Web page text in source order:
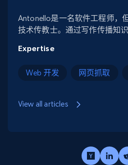
Antonello是一名软件工程师，
技术传教士。通过写作传播知识
Expertise
Web 开发 网页抓取
View all articles